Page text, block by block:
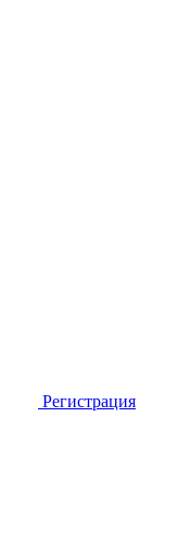
Регистрация